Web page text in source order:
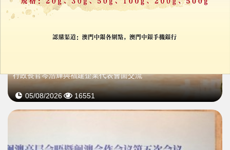
行政長官岑浩輝與福建企業代表會面交流
05/08/2026 16551